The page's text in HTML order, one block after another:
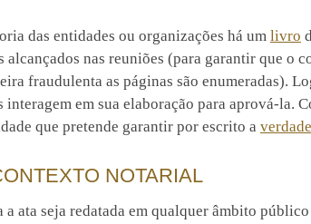
das entidades ou organizações há um livro
alcançados nas reuniões (para garantir que o
fraudulenta as páginas são enumeradas).
interagem em sua elaboração para aprová-la.
que pretende garantir por escrito a verdade
NOTARIAL
a ata seja redatada em qualquer âmbito